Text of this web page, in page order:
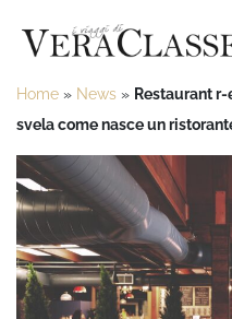
Home » News » Restaurant r-
svela come nasce un